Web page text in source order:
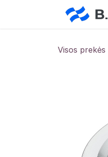
Visos prekės